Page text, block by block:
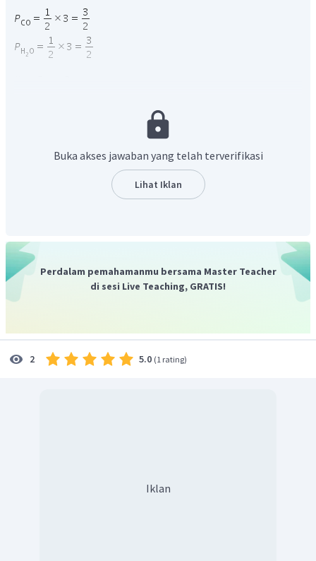
Jadi, jawaban yang tepat adalah B.
Buka akses jawaban yang telah terverifikasi
Lihat Iklan
Perdalam pemahamanmu bersama Master Teacher
di sesi Live Teaching, GRATIS!
2 5.0 (1 rating)
Iklan